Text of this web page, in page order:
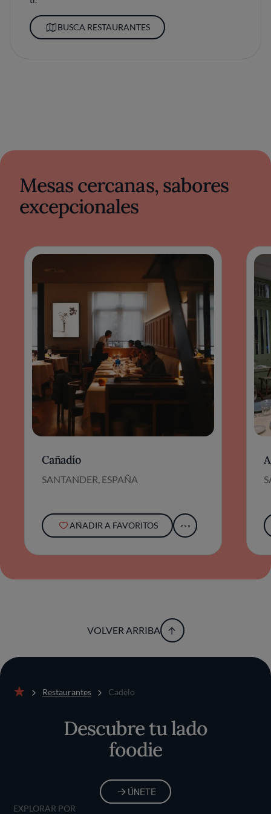
BUSCA RESTAURANTES
Mesas cercanas, sabores
excepcionales
Cañadío
SANTANDER, ESPAÑA
AÑADIR A FAVORITOS
VOLVER ARRIBA
Restaurantes Cadelo
Descubre tu lado
foodie
ÚNETE
EXPLORAR POR